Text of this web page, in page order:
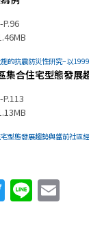
的抗震防災性研究–以
集合住宅型態發展
型態發展趨勢與當前社區
Twitter
Line